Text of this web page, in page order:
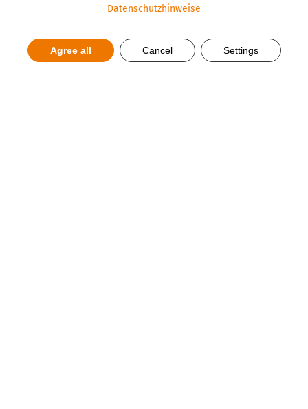
Datenschutzhinweise
Agree all Cancel Settings